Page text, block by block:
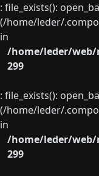
: file_exists():
(/home/leder/
in
/home/leder/web/
299
: file_exists():
(/home/leder/
in
/home/leder/web/
299